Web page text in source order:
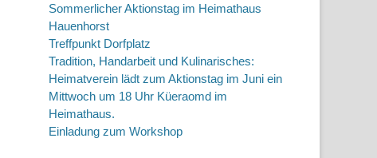
Sommerlicher Aktionstag im Heimathaus
Hauenhorst
Treffpunkt Dorfplatz
Tradition, Handarbeit und Kulinarisches:
Heimatverein lädt zum Aktionstag im Juni ein
Mittwoch um 18 Uhr Küeraomd im
Heimathaus.
Einladung zum Workshop